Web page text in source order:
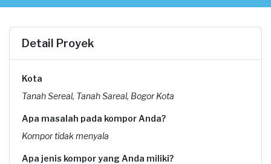
Detail Proyek
Kota
Tanah Sereal, Tanah Sareal, Bogor Kota
Apa masalah pada kompor Anda?
Kompor tidak menyala
Apa jenis kompor yang Anda miliki?